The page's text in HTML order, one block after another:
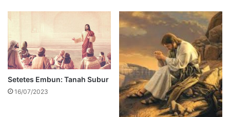
Setetes Embun: Tanah Subur
16/07/2023